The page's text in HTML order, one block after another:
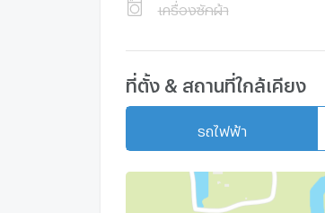
เครื่องซักผ้า
ที่ตั้ง & สถานที่ใกล้เคียง
รถไฟฟ้า